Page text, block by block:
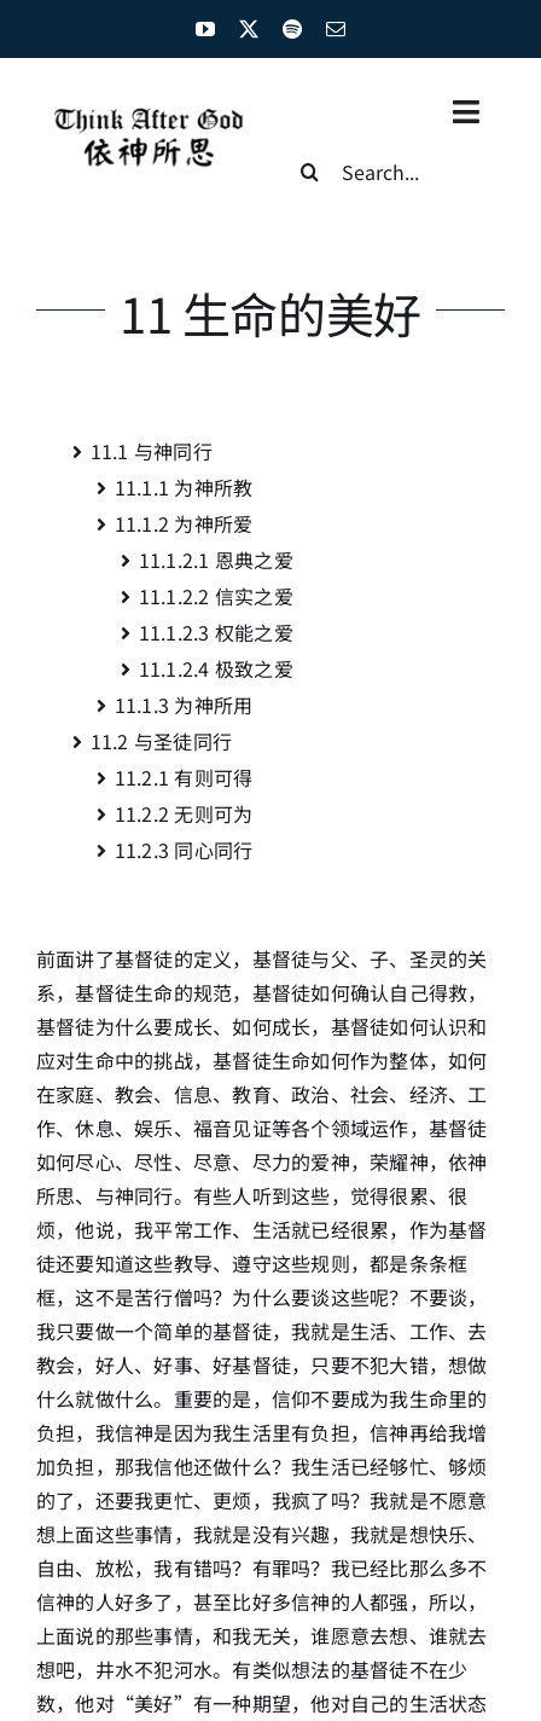
神学概论
圣经解析
Search
11 生命的美好
11.1 与神同行
11.1.1 为神所教
11.1.2 为神所爱
11.1.2.1 恩典之爱
11.1.2.2 信实之爱
11.1.2.3 权能之爱
11.1.2.4 极致之爱
11.1.3 为神所用
11.2 与圣徒同行
11.2.1有则可得
11.2.2 无则可为
11.2.3 同心同行
前面讲了基督徒的定义，基督徒与父、子、圣灵的关
系，基督徒生命的规范，基督徒如何确认自己得救，
基督徒为什么要成长、如何成长，基督徒如何认识和
应对生命中的挑战，基督徒生命如何作为整体，如何
在家庭、教会、信息、教育、政治、社会、经济、工
作、休息、娱乐、福音见证等各个领域运作，基督徒
如何尽心、尽性、尽意、尽力的爱神，荣耀神，依神
所思、与神同行。有些人听到这些，觉得很累、很
烦，他说，我平常工作、生活就已经很累，作为基督
徒还要知道这些教导、遵守这些规则，都是条条框
框，这不是苦行僧吗？为什么要谈这些呢？不要谈，
我只要做一个简单的基督徒，我就是生活、工作、去
教会，好人、好事、好基督徒，只要不犯大错，想做
什么就做什么。重要的是，信仰不要成为我生命里的
负担，我信神是因为我生活里有负担，信神再给我增
加负担，那我信他还做什么？我生活已经够忙、够烦
的了，还要我更忙、更烦，我疯了吗？我就是不愿意
想上面这些事情，我就是没有兴趣，我就是想快乐、
自由、放松，我有错吗？有罪吗？我已经比那么多不
信神的人好多了，甚至比好多信神的人都强，所以，
上面说的那些事情，和我无关，谁愿意去想、谁就去
想吧，井水不犯河水。有类似想法的基督徒不在少
数，他对“美好”有一种期望，他对自己的生活状态